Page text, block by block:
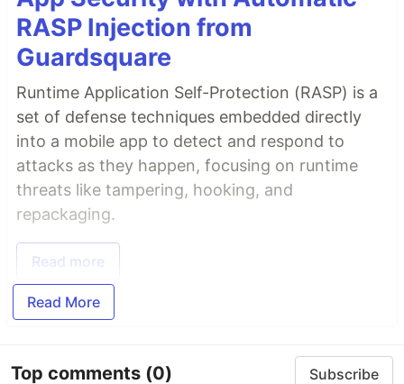
RASP Injection from
Guardsquare
Runtime Application Self-Protection (RASP) is a
set of defense techniques embedded directly
into a mobile app to detect and respond to
attacks as they happen, focusing on runtime
threats like tampering, hooking, and
repackaging.
Read more
Read More
Top comments (0) Subscribe